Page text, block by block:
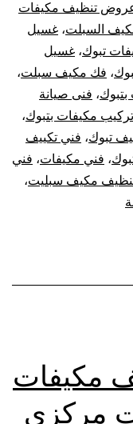
تنظيف مكيفات
السبلت، غسيل
تبوك، غسيل
، فك مكيف سبلت،
، فنى صيانة
مكيفات بتبوك،
تبوك، فني تكييف
، فني مكيفات، فني
تنظيف مكيف سبليت،
مكيفات
مركزي